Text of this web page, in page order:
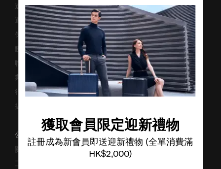
獲取會員限定迎新禮物
註冊成為新會員即送迎新禮物 (全單消費滿
HK$2,000)
送貨安排
退貨與換貨
保修條款及細則
賺取「亞洲萬里通」條款
聯絡我們
業務諮詢
行李箱搜尋器
提防偽冒網站
公司資料
關於我們
工作機會